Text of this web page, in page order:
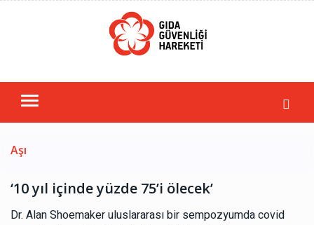
Aşı
‘10 yıl içinde yüzde 75’i ölecek’
Dr. Alan Shoemaker uluslararası bir sempozyumda covid